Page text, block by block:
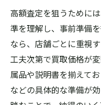
自宅で気軽に
魅力
出張買取を活
買取大吉大和
く方法
忙しい方に嬉
高額査定を狙うために
準を理解し、事前準備
なら、店舗ごとに重視
工夫次第で買取価格が
属品や説明書を揃えて
などの具体的な準備が